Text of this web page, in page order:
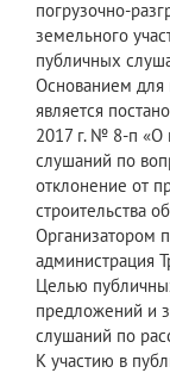
погрузочно-
земельного
публичных
Основанием для
является
2017 г. № 8-п «О
слушаний по
отклонение от
строительства
Организатором
администрация
Целью
предложений и
слушаний по
К участию в